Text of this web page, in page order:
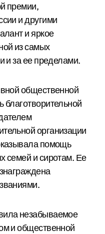
премии,
и другими
и яркое
из самых
и за ее пределами.
общественной
благотворительной
организации
помощь
семей и сиротам. Ее
незабываемое
и общественной